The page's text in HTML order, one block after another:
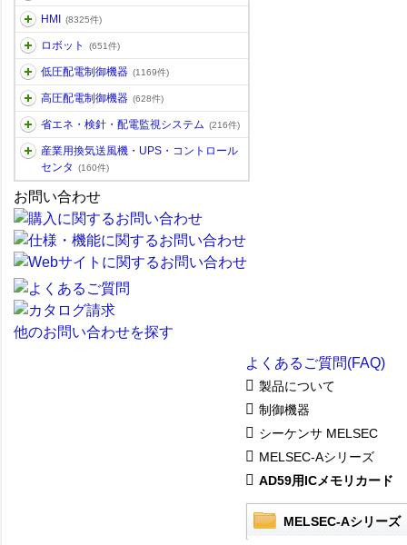
HMI (8325件)
ロボット (651件)
低圧配電制御機器 (1169件)
高圧配電制御機器 (628件)
省エネ・検針・配電監視システム (216件)
産業用換気送風機・UPS・コントロール
センタ
(160件)
お問い合わせ
他のお問い合わせを探す
よくあるご質問(FAQ)
製品について
制御機器
シーケンサ MELSEC
MELSEC-Aシリーズ
AD59用ICメモリカード
MELSEC-Aシリーズ